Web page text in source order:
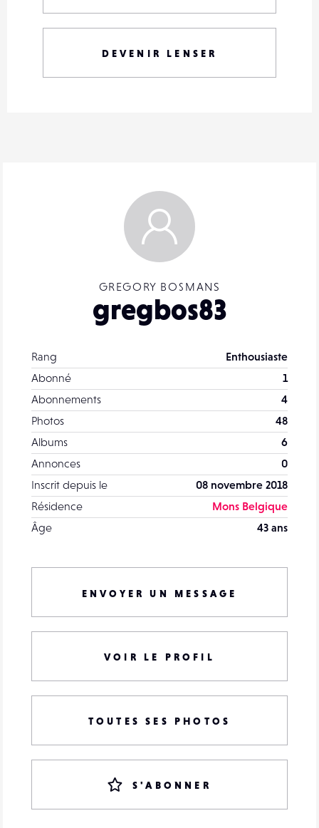
GREGORY BOSMANS
gregbos83
Rang
Enthousiaste
Abonné
1
Abonnements
4
Photos
48
Albums
6
Annonces
0
Inscrit depuis le
08 novembre 2018
Résidence
Mons Belgique
Âge
43 ans
ENVOYER UN MESSAGE
VOIR LE PROFIL
TOUTES SES PHOTOS
S'ABONNER
DEVENIR LENSER